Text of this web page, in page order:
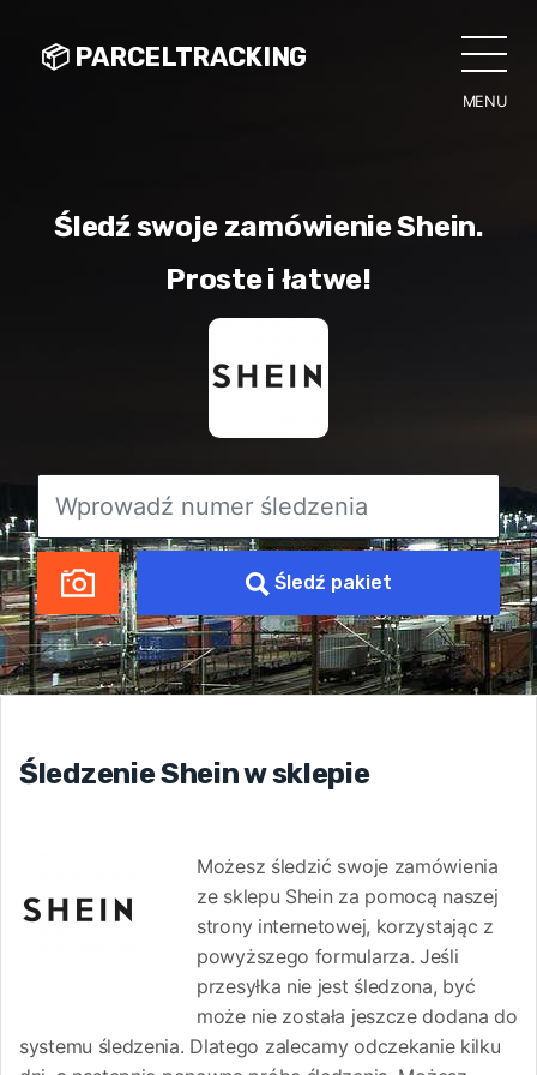
MENU
📦 PARCELTRACKING
Śledź swoje zamówienie Shein.
Proste i łatwe!
Śledź pakiet
Śledzenie Shein w sklepie
Możesz śledzić swoje zamówienia
ze sklepu Shein za pomocą naszej
strony internetowej, korzystając z
powyższego formularza. Jeśli
przesyłka nie jest śledzona, być
może nie została jeszcze dodana do
systemu śledzenia. Dlatego zalecamy odczekanie kilku